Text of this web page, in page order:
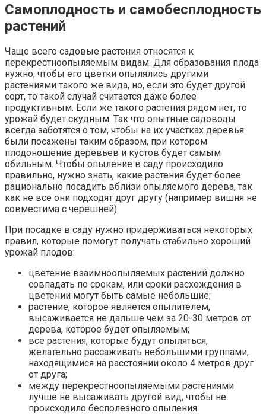
Самоплодность и самобесплодность
растений
Чаще всего садовые растения относятся к
перекрестноопыляемым видам. Для образования плода
нужно, чтобы его цветки опылялись другими
растениями такого же вида, но, если это будет другой
сорт, то такой случай считается даже более
продуктивным. Если же такого растения рядом нет, то
урожай будет скудным. Так что опытные садоводы
всегда заботятся о том, чтобы на их участках деревья
были посажены таким образом, при котором
плодоношение деревьев и кустов будет самым
обильным. Чтобы опыление в саду происходило
правильно, нужно знать, какие растения будет более
рационально посадить вблизи опыляемого дерева, так
как не все они подходят друг другу (например вишня не
совместима с черешней).
При посадке в саду нужно придерживаться некоторых
правил, которые помогут получать стабильно хороший
урожай плодов:
цветение взаимноопыляемых растений должно
совпадать по срокам, или сроки расхождения в
цветении могут быть самые небольшие;
растение, которое является опылителем,
высаживается не дальше чем за 20-30 метров от
дерева, которое будет опыляемым;
все растения, которые будут опыляться,
желательно рассаживать небольшими группами,
находящимися на расстоянии около 4 метров друг
от друга;
между перекрестноопыляемыми растениями
лучше не высаживать другой вид, чтобы не
происходило бесполезного опыления.